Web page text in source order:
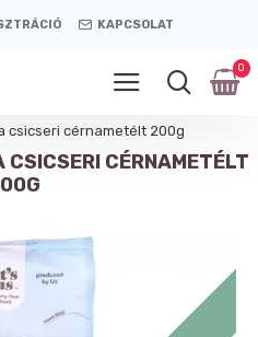
KAPCSOLAT
0
csicseri cérnametélt 200g
CÉRNAMETÉLT